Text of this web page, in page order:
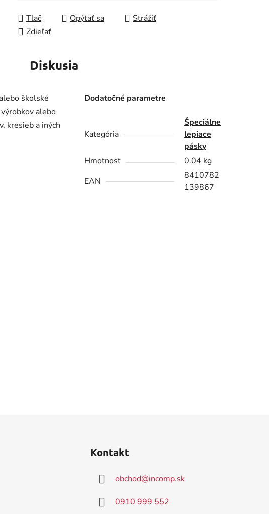
Tlač Opýtať sa
Strážiť
Zdieľať
Diskusia
školské
alebo
kresieb a iných
Dodatočné parametre
Kategória
Špeciálne
lepiace
pásky
Hmotnosť
0.04 kg
EAN
8410782
139867
Kontakt
obchod@incomp.sk
0910 999 552